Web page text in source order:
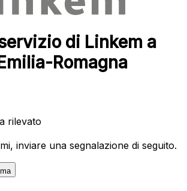
di Linkem a
Romagna
rilevato
inviare una segnalazione di seguito.